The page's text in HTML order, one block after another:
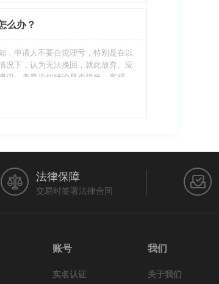
么办？
，申请人不要自觉理亏，特别是在以
况下，认为无法挽回，就此放弃。应
议，考量近似结论是否得当、客观，
行复审，从而最大限度的维护自身
功都是复审争取来的，审查员作出
法律保障
交易时签署法律合同
账号
实名认证
我们
关于我们